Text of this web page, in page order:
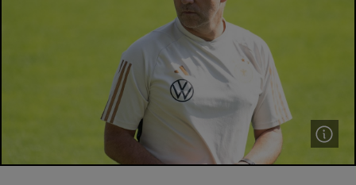
Echipa Națională
Fotbal feminin
Special
Diverse
Inedit